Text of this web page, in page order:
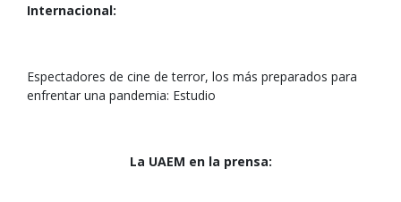
Internacional:
Espectadores de cine de terror, los más preparados para
enfrentar una pandemia: Estudio
La UAEM en la prensa: